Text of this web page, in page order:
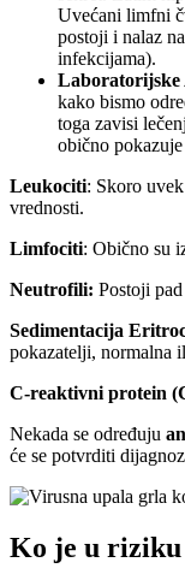
Uvećani limfni
postoji i nalaz
infekcijama).
Laboratorijske
kako bismo
toga zavisi
obično
Leukociti: Skoro
vrednosti.
Limfociti: Obično su
Neutrofili: Postoji
Sedimentacija
pokazatelji, normalna
C-reaktivni protein
Nekada se određuju
će se potvrditi
Ko je u riziku